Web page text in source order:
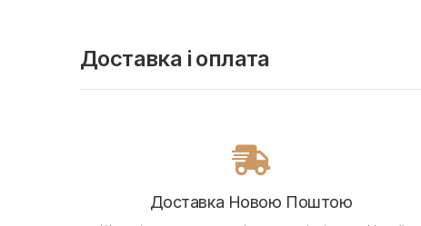
Доставка і оплата
Доставка Новою Поштою